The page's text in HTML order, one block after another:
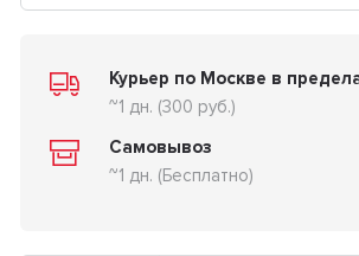
Курьер по Москве в
~1 дн. (300 руб.)
Самовывоз
~1 дн. (Бесплатно)